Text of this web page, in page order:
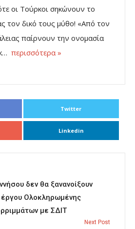
οι Τούρκοι σηκώνουν το
τον δικό τους μύθο! «Από τον
παίρνουν την ονομασία
περισσότερα »
Twitter
Linkedin
δεν θα ξανανοίξουν
έργου Ολοκληρωμένης
με ΣΔΙΤ
Next Post